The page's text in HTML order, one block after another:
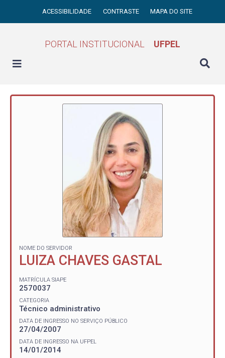
ACESSIBILIDADE CONTRASTE MAPA DO SITE
PORTAL INSTITUCIONAL UFPEL
NOME DO SERVIDOR
LUIZA CHAVES GASTAL
MATRÍCULA SIAPE
2570037
CATEGORIA
Técnico administrativo
DATA DE INGRESSO NO SERVIÇO PÚBLICO
27/04/2007
DATA DE INGRESSO NA UFPEL
14/01/2014